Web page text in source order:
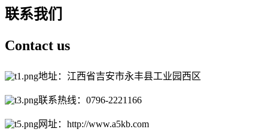
联系我们
Contact us
地址：江西省吉安市永丰县工业园西区
联系热线：0796-2221166
网址：http://www.a5kb.com